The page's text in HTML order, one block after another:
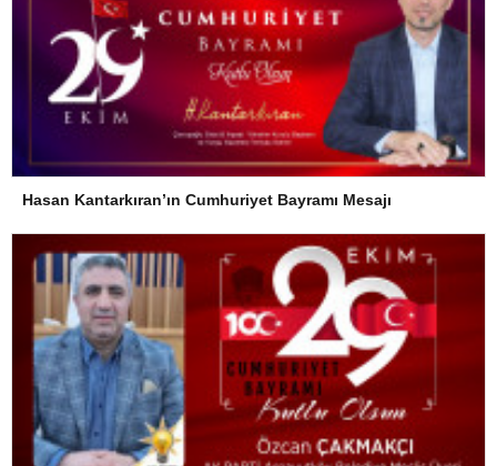
Hasan Kantarkıran’ın Cumhuriyet Bayramı Mesajı